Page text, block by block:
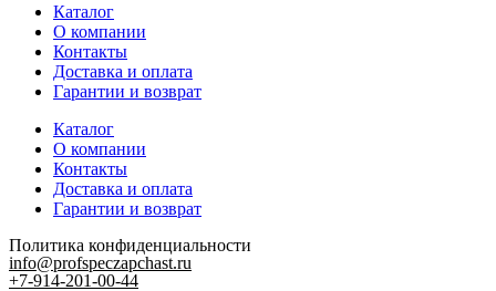
Каталог
О компании
Контакты
Доставка и оплата
Гарантии и возврат
Каталог
О компании
Контакты
Доставка и оплата
Гарантии и возврат
Политика конфиденциальности
info@profspeczapchast.ru
+7-914-201-00-44